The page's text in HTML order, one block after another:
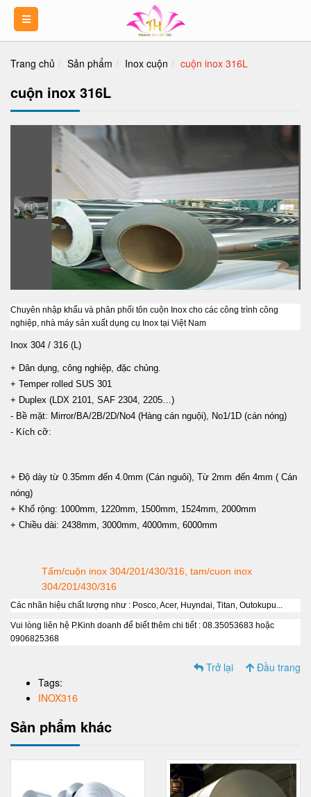
Trang chủ Sản phẩm Inox cuộn cuộn inox 316L
cuộn inox 316L
Chuyên nhập khẩu và phân phối tôn cuộn Inox cho các công trình công
nghiệp, nhà máy sản xuất dụng cụ Inox tại Việt Nam
Inox 304 / 316 (L)
+ Dân dụng, công nghiệp, đặc chủng.
+ Temper rolled SUS 301
+ Duplex (LDX 2101, SAF 2304, 2205…)
- Bề mặt: Mirror/BA/2B/2D/No4 (Hàng cán nguội), No1/1D (cán nóng)
- Kích cỡ:
+ Độ dày từ 0.35mm đến 4.0mm (Cán nguôi), Từ 2mm đến 4mm ( Cán
nóng)
+ Khổ rộng: 1000mm, 1220mm, 1500mm, 1524mm, 2000mm
+ Chiều dài: 2438mm, 3000mm, 4000mm, 6000mm
Tấm/cuộn inox 304/201/430/316, tam/cuon inox
304/201/430/316
Các nhãn hiệu chất lượng như : Posco, Acer, Huyndai, Titan, Outokupu...
Vui lòng liên hệ P.Kinh doanh để biết thêm chi tiết : 08.35053683 hoặc
0906825368
Trở lại
Đầu trang
Tags:
INOX316
Sản phẩm khác